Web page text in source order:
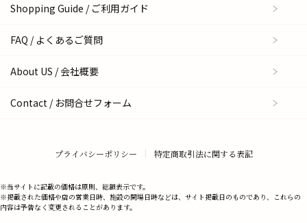
Shopping Guide / ご利用ガイド
FAQ / よくあるご質問
About US / 会社概要
Contact / お問合せフォーム
プライバシーポリシー 特定商取引法に関する表記
※当サイトに記載の価格は原則、総額表示です。
※掲載された価格や店の営業日時、施設の開場日時などは、サイト掲載日のものであり、これらの
内容は予告なく変更されることがあります。